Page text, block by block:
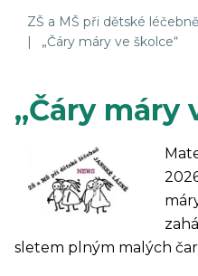
ZŠ a MŠ při dětské
|
„Čáry máry ve školce“
„Čáry máry
sletem plným malých